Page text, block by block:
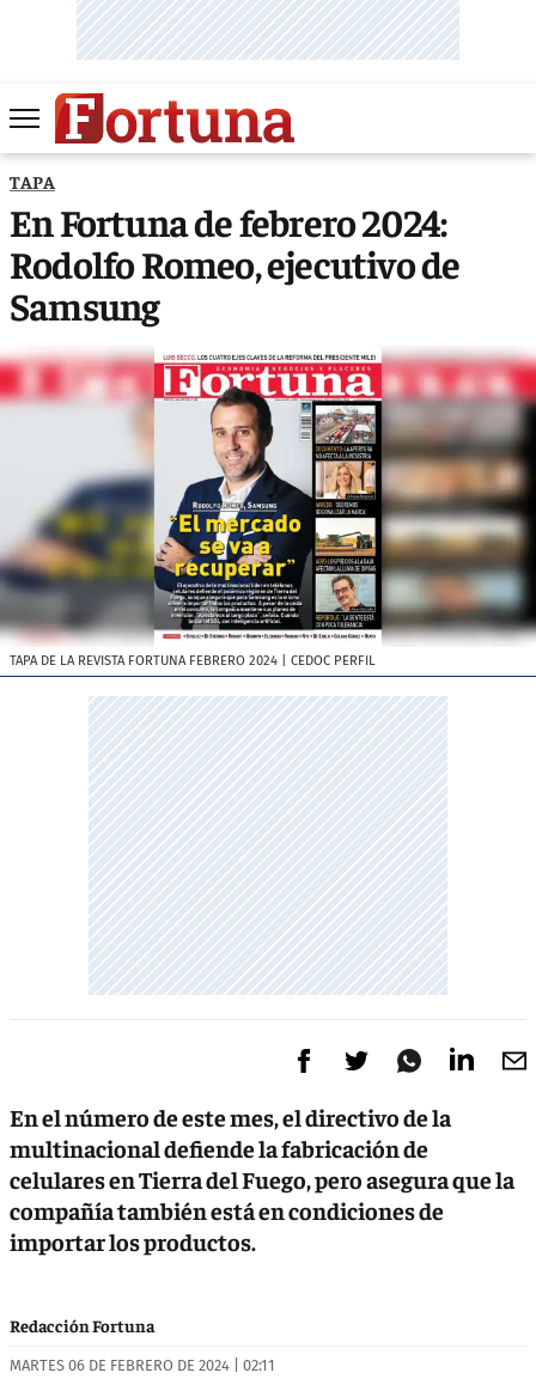
TAPA
En Fortuna de febrero 2024:
Rodolfo Romeo, ejecutivo de
Samsung
TAPA DE LA REVISTA FORTUNA FEBRERO 2024 | CEDOC PERFIL
En el número de este mes, el directivo de la
multinacional defiende la fabricación de
celulares en Tierra del Fuego, pero asegura que la
compañía también está en condiciones de
importar los productos.
Redacción Fortuna
MARTES 06 DE FEBRERO DE 2024 | 02:11